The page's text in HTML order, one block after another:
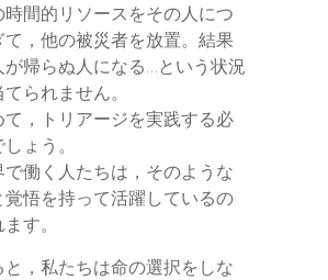
間的リソースをその人につ
て，他の被災者を放置。結果
が帰らぬ人になる…という状況
られません。
，トリアージを実践する必
ょう。
で働く人たちは，そのような
悟を持って活躍しているの
す。
と，私たちは命の選択をしな